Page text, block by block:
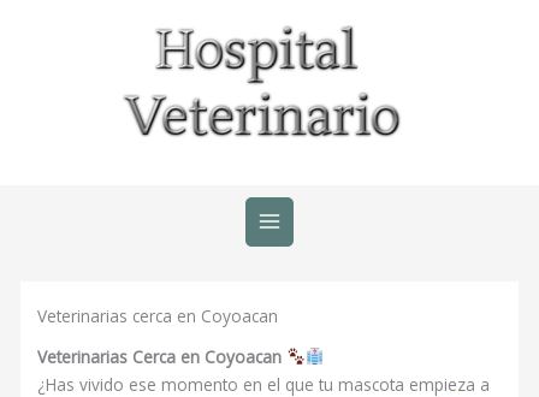
Veterinarias cerca en Coyoacan
Veterinarias Cerca en Coyoacan
¿Has vivido ese momento en el que tu mascota empieza a